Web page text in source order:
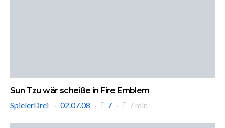
Sun Tzu wär scheiße in Fire Emblem
SpielerDrei
02.07.08 7 7 min